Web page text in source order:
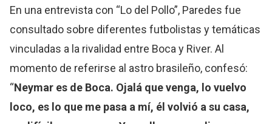
En una entrevista con “Lo del Pollo”, Paredes fue
consultado sobre diferentes futbolistas y temáticas
vinculadas a la rivalidad entre Boca y River. Al
momento de referirse al astro brasileño, confesó:
“Neymar es de Boca. Ojalá que venga, lo vuelvo
loco, es lo que me pasa a mí, él volvió a su casa,